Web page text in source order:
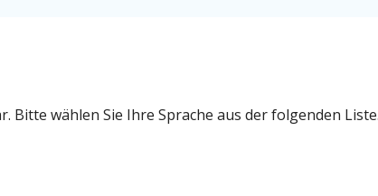
Bitte wählen Sie Ihre Sprache aus der folgenden